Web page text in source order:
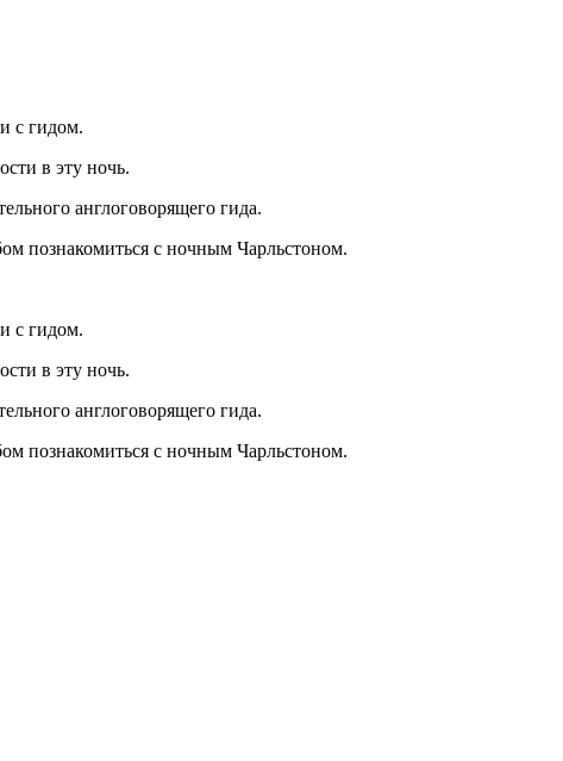
с гидом.
в эту ночь.
англоговорящего гида.
познакомиться с ночным Чарльстоном.
с гидом.
в эту ночь.
англоговорящего гида.
познакомиться с ночным Чарльстоном.